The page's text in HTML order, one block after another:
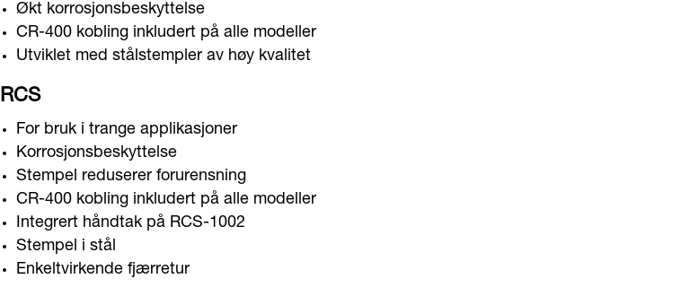
Økt korrosjonsbeskyttelse
CR-400 kobling inkludert på alle modeller
Utviklet med stålstempler av høy kvalitet
RCS
For bruk i trange applikasjoner
Korrosjonsbeskyttelse
Stempel reduserer forurensning
CR-400 kobling inkludert på alle modeller
Integrert håndtak på RCS-1002
Stempel i stål
Enkeltvirkende fjærretur